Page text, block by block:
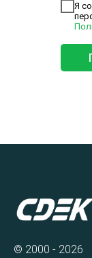
Я
© 2000 - 2026